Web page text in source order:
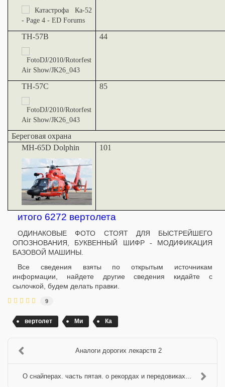
TH-57B 44
TH-57C 85
Береговая охрана
MH-65D Dolphin
101
итого 6272 вертолета
ОДИНАКОВЫЕ ФОТО СТОЯТ ДЛЯ БЫСТРЕЙШЕГО
ОПОЗНОВАНИЯ, БУКВЕННЫЙ ШИФР - МОДИФИКАЦИЯ
БАЗОВОЙ МАШИНЫ.
Все сведения взяты по открытым источникам
информации, найдете другие сведения кидайте с
сылочкой, будем делать правки.
9
вертолет Ми Ка
Аналоги дорогих лекарств 2
О снайперах. часть пятая. о рекордах и передовиках...